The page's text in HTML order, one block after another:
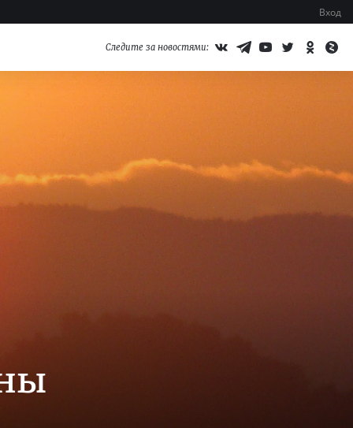
Вход
Следите за новостями: